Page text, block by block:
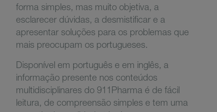
forma simples, mas muito objetiva, a
esclarecer dúvidas, a desmistificar e a
apresentar soluções para os problemas que
mais preocupam os portugueses.
Disponível em português e em inglês, a
informação presente nos conteúdos
multidisciplinares do 911Pharma é de fácil
leitura, de compreensão simples e tem uma